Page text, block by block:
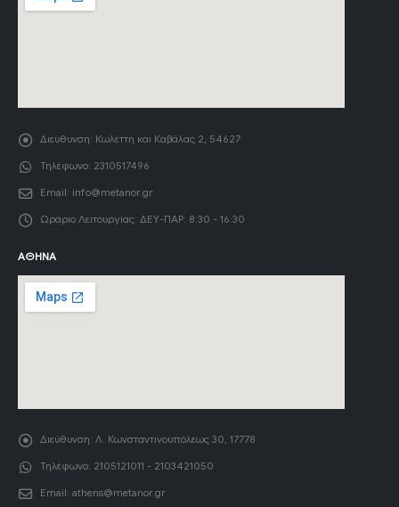
Διεύθυνση: Κωλέττη και Καβάλας 2, 54627
Τηλέφωνο: 2310517496
Email: info@metanor.gr
Ωράριο Λειτουργίας: ΔΕΥ-ΠΑΡ: 8:30 - 16:30
ΑΘΉΝΑ
Διεύθυνση: Λ. Κωνσταντινουπόλεως 30, 17778
Τηλέφωνο: 2105121011 - 2103421050
Email: athens@metanor.gr